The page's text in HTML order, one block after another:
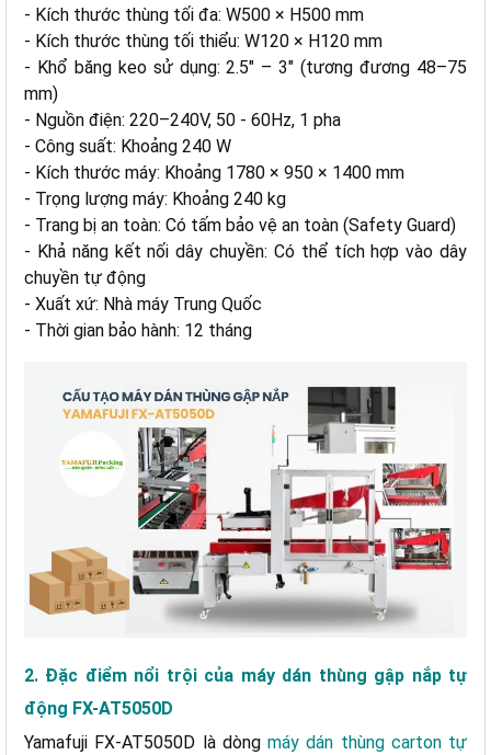
- Kích thước thùng tối đa: W500 × H500 mm
- Kích thước thùng tối thiểu: W120 × H120 mm
- Khổ băng keo sử dụng: 2.5″ – 3″ (tương đương 48–75
mm)
- Nguồn điện: 220–240V, 50 - 60Hz, 1 pha
- Công suất: Khoảng 240 W
- Kích thước máy: Khoảng 1780 × 950 × 1400 mm
- Trọng lượng máy: Khoảng 240 kg
- Trang bị an toàn: Có tấm bảo vệ an toàn (Safety Guard)
- Khả năng kết nối dây chuyền: Có thể tích hợp vào dây
chuyền tự động
- Xuất xứ: Nhà máy Trung Quốc
- Thời gian bảo hành: 12 tháng
2. Đặc điểm nổi trội của máy dán thùng gập nắp tự
động FX-AT5050D
Yamafuji FX-AT5050D là dòng máy dán thùng carton tự